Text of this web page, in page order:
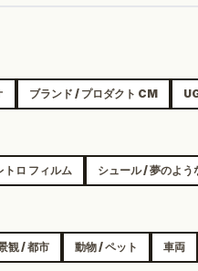
ブランド / プロダクト CM
トロ フィルム シュール / 夢のよう
観 / 都市 動物 / ペット 車両